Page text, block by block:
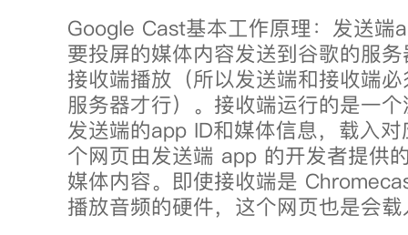
Google Cast基本工作原理：发送端
要投屏的媒体内容发送到谷歌的服
接收端播放（所以发送端和接收端
服务器才行）。接收端运行的是一
发送端的app ID和媒体信息，载入
个网页由发送端 app 的开发者提供
媒体内容。即使接收端是
播放音频的硬件，这个网页也是会